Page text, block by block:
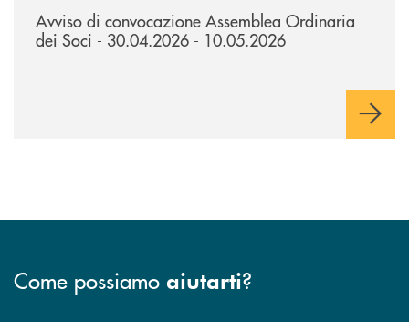
Avviso di convocazione Assemblea Ordinaria
dei Soci - 30.04.2026 - 10.05.2026
Come possiamo aiutarti?